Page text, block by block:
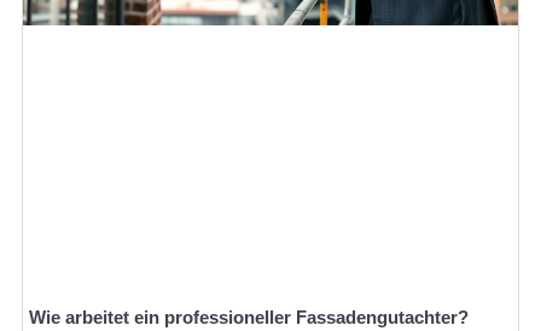
Wie arbeitet ein professioneller Fassadengutachter?